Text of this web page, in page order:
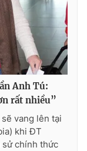
Anh Tú:
rất nhiều”
vang lên tại
khi ĐT
sử chính thức